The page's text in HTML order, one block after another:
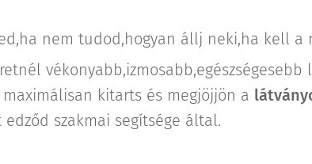
nem tudod,hogyan állj neki,ha kell a
maximálisan kitarts és megjöjjön a
szakmai segítsége által.